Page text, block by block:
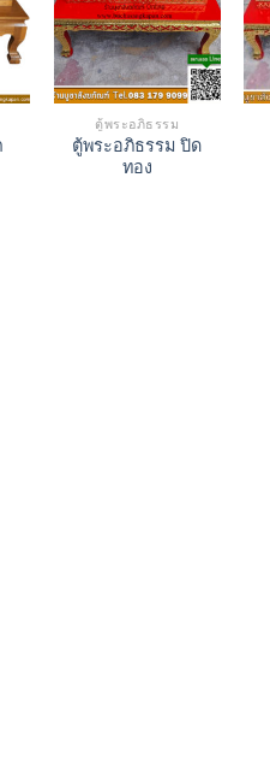
ตู้พระอภิธรรม
ตู้พระอภิธรรม ปิด
ทอง